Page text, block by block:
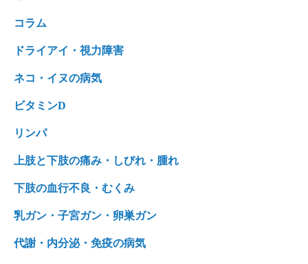
コラム
ドライアイ・視力障害
ネコ・イヌの病気
ビタミンD
リンパ
上肢と下肢の痛み・しびれ・腫れ
下肢の血行不良・むくみ
乳ガン・子宮ガン・卵巣ガン
代謝・内分泌・免疫の病気